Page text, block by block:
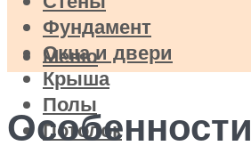
Фундамент
Окна и двери
Крыша
Полы
Потолок
Меню
Особенности